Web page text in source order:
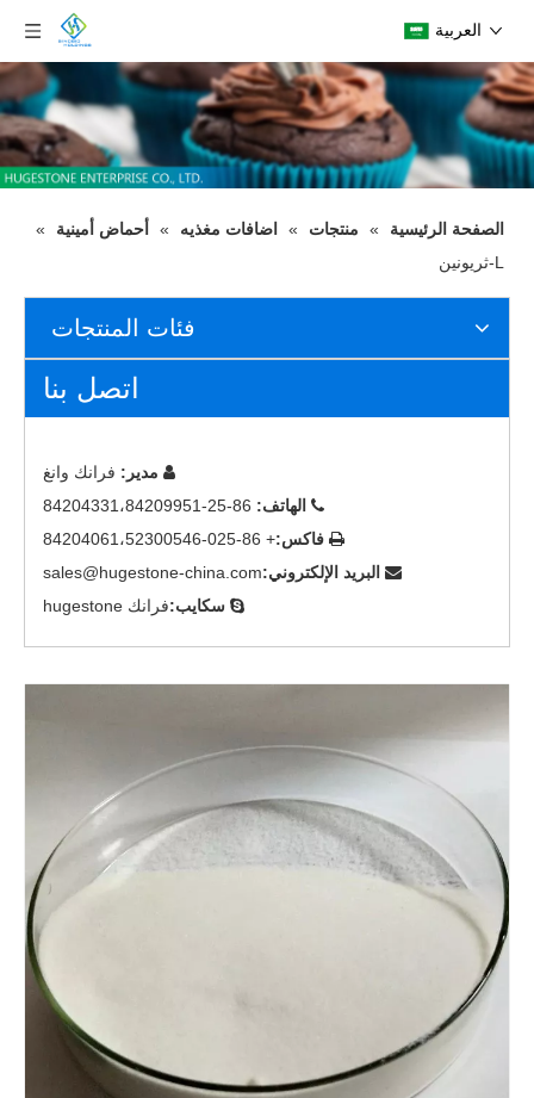
العربية
الصفحة الرئيسية » منتجات » اضافات مغذيه » أحماض أمينية
»
L-ثريونين
فئات المنتجات
اتصل بنا
 مدير: فرانك وانغ
 الهاتف:
 فاكس:+ 86-025-84204061،52300546
 البريد الإلكتروني:sales@hugestone-china.com
 سكايب:فرانك hugestone